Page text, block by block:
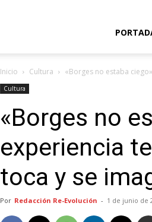
Inicio Cultura «Borges no estaba
Cultura
«Borges no
experiencia
toca y se
Por Redacción Re-Evolución - 1 de junio de